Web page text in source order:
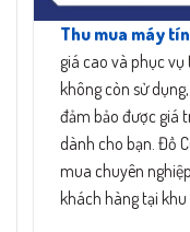
Thu mua máy
giá cao và phục
không còn sử
đảm bảo được giá
dành cho bạn. Đồ
mua chuyên
khách hàng tại khu